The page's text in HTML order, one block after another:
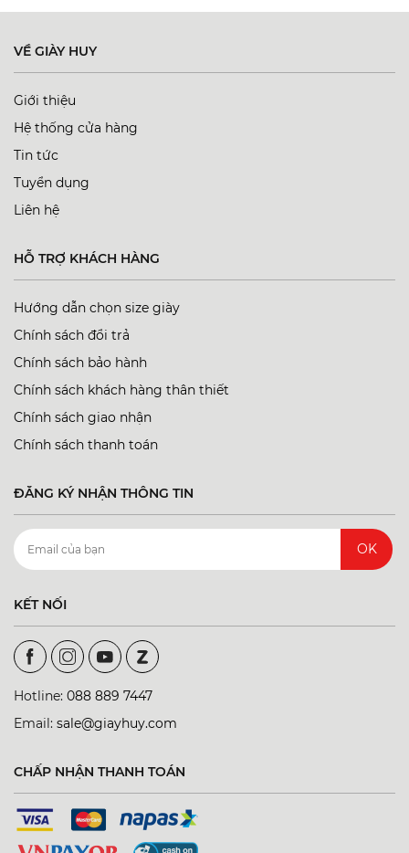
VỀ GIÀY HUY
Giới thiệu
Hệ thống cửa hàng
Tin tức
Tuyển dụng
Liên hệ
HỖ TRỢ KHÁCH HÀNG
Hướng dẫn chọn size giày
Chính sách đổi trả
Chính sách bảo hành
Chính sách khách hàng thân thiết
Chính sách giao nhận
Chính sách thanh toán
ĐĂNG KÝ NHẬN THÔNG TIN
OK
KẾT NỐI
Hotline: 088 889 7447
Email: sale@giayhuy.com
CHẤP NHẬN THANH TOÁN